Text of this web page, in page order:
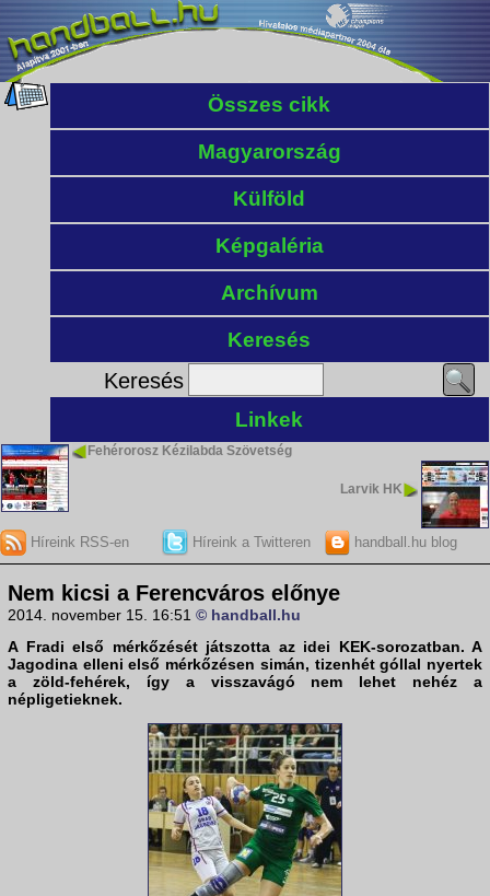
Összes cikk
Magyarország
Külföld
Képgaléria
Archívum
Keresés
Keresés
Linkek
Fehérorosz Kézilabda Szövetség
Larvik HK
Híreink RSS-en Híreink a Twitteren handball.hu blog
Nem kicsi a Ferencváros előnye
2014. november 15. 16:51 © handball.hu
A Fradi első mérkőzését játszotta az idei KEK-sorozatban. A
Jagodina elleni első mérkőzésen simán, tizenhét góllal nyertek
a zöld-fehérek, így a visszavágó nem lehet nehéz a
népligetieknek.